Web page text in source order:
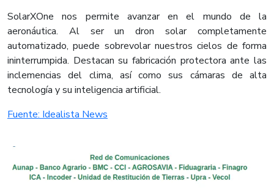
SolarXOne nos permite avanzar en el mundo de la
aeronáutica. Al ser un dron solar completamente
automatizado, puede sobrevolar nuestros cielos de forma
ininterrumpida. Destacan su fabricación protectora ante las
inclemencias del clima, así como sus cámaras de alta
tecnología y su inteligencia artificial.
Fuente: Idealista News